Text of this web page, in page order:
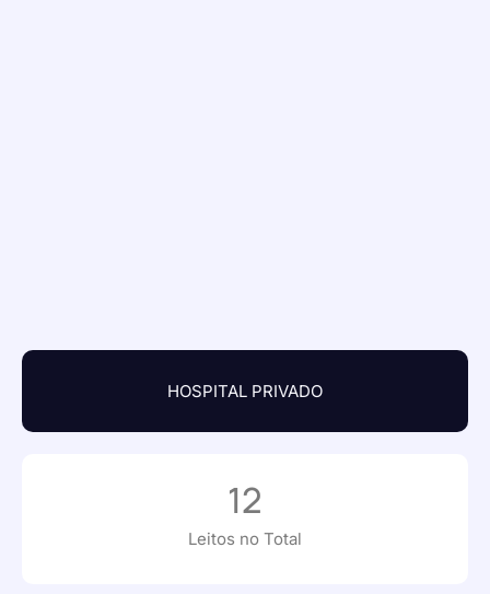
HOSPITAL PRIVADO
Leitos no Total
12